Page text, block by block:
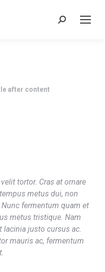
after content
tortor. Cras at ornare
metus dui, non
fermentum quam et
metus tristique. Nam
lacinia justo cursus ac.
mauris ac, fermentum